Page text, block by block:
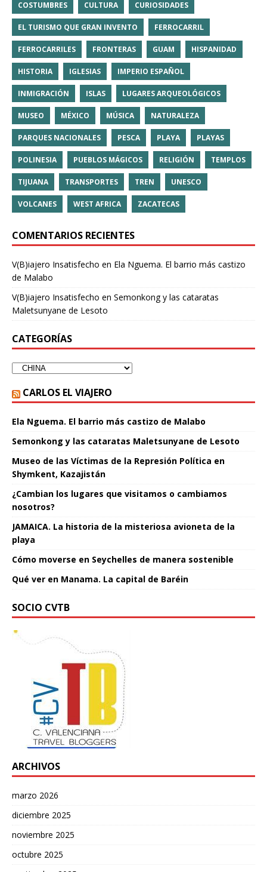
COSTUMBRES CULTURA CURIOSIDADES
EL TURISMO QUE GRAN INVENTO FERROCARRIL
FERROCARRILES FRONTERAS GUAM HISPANIDAD
HISTORIA IGLESIAS IMPERIO ESPAÑOL
INMIGRACIÓN ISLAS LUGARES ARQUEOLÓGICOS
MUSEO MÉXICO MÚSICA NATURALEZA
PARQUES NACIONALES PESCA PLAYA PLAYAS
POLINESIA PUEBLOS MÁGICOS RELIGIÓN TEMPLOS
TIJUANA TRANSPORTES TREN UNESCO
VOLCANES WEST AFRICA ZACATECAS
COMENTARIOS RECIENTES
V(B)iajero Insatisfecho en Ela Nguema. El barrio más castizo
de Malabo
V(B)iajero Insatisfecho en Semonkong y las cataratas
Maletsunyane de Lesoto
CATEGORÍAS
CARLOS EL VIAJERO
Ela Nguema. El barrio más castizo de Malabo
Semonkong y las cataratas Maletsunyane de Lesoto
Museo de las Víctimas de la Represión Política en
Shymkent, Kazajistán
¿Cambian los lugares que visitamos o cambiamos
nosotros?
JAMAICA. La historia de la misteriosa avioneta de la
playa
Cómo moverse en Seychelles de manera sostenible
Qué ver en Manama. La capital de Baréin
SOCIO CVTB
ARCHIVOS
marzo 2026
diciembre 2025
noviembre 2025
octubre 2025